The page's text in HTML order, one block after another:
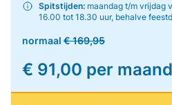
Spitstijden: maandag t/m vrijdag
16.00 tot 18.30 uur, behalve
normaal € 169,95
€ 91,00 per maand